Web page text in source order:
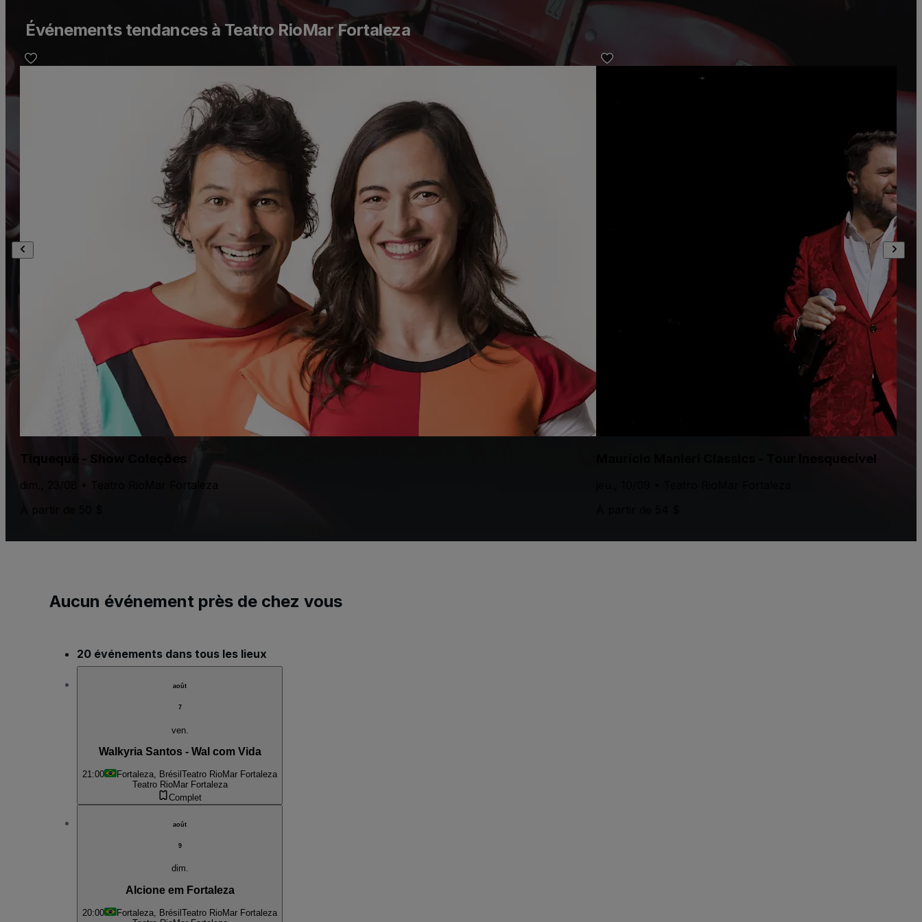
Événements tendances à Teatro RioMar Fortaleza
Tiquequê - Show Coleções
dim., 23/08 • Teatro RioMar Fortaleza
Maurício Manieri Classics - Tour Inesquecível
Aucun événement près de chez vous
20 événements dans tous les lieux
août
7
ven.
Walkyria Santos - Wal com Vida
21:00 Fortaleza, Brésil Teatro RioMar Fortaleza
Teatro RioMar Fortaleza
Complet
août
9
dim.
Alcione em Fortaleza
20:00 Fortaleza, BrésilTeatro RioMar Fortaleza